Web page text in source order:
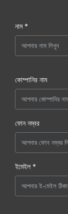
নাম *
কোম্পানির নাম
ফোন নম্বর
ইমেইল *